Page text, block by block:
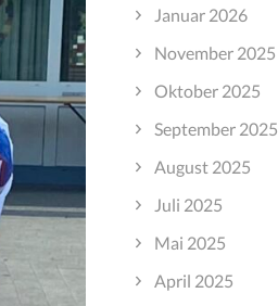
Januar 2026
November 2025
Oktober 2025
September 2025
August 2025
Juli 2025
Mai 2025
April 2025